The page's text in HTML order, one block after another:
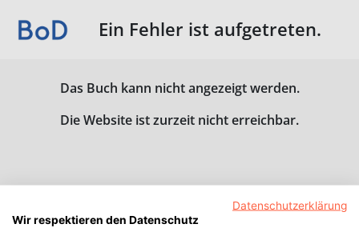
Ein Fehler ist aufgetreten.
Das Buch kann nicht angezeigt werden.
Die Website ist zurzeit nicht erreichbar.
Datenschutzerklärung
Wir respektieren den Datenschutz